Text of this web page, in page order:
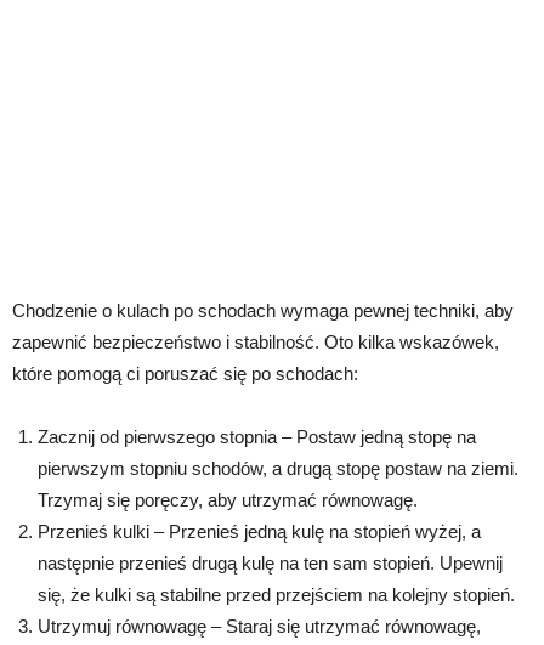
Chodzenie o kulach po schodach wymaga pewnej techniki, aby
zapewnić bezpieczeństwo i stabilność. Oto kilka wskazówek,
które pomogą ci poruszać się po schodach:
Zacznij od pierwszego stopnia – Postaw jedną stopę na
pierwszym stopniu schodów, a drugą stopę postaw na ziemi.
Trzymaj się poręczy, aby utrzymać równowagę.
Przenieś kulki – Przenieś jedną kulę na stopień wyżej, a
następnie przenieś drugą kulę na ten sam stopień. Upewnij
się, że kulki są stabilne przed przejściem na kolejny stopień.
Utrzymuj równowagę – Staraj się utrzymać równowagę,